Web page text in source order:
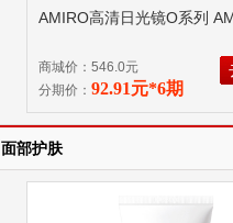
AMIRO高清日光镜O系列
商城价：546.0元
分期价： 92.91元*6期
面部护肤